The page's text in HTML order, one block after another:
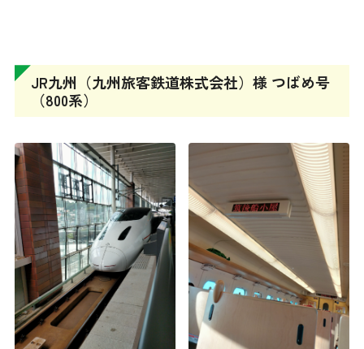
JR九州（九州旅客鉄道株式会社）様 つばめ号
（800系）